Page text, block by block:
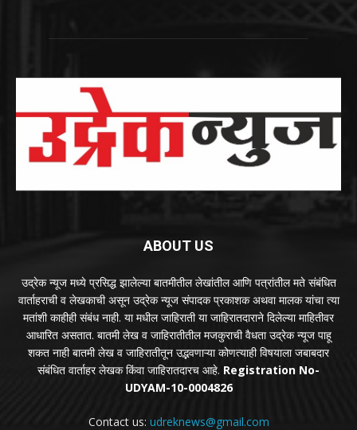
ABOUT US
उद्रेक न्यूज मध्ये प्रसिद्ध झालेल्या बातमीतील लेखांतील आणि पत्रांतील मते संबंधित
वार्ताहराची व लेखकाची असून उद्रेक न्यूज संपादक प्रकाशक अथवा मालक यांचा त्या
मतांशी काहीही संबंध नाही. या मधील जाहिराती या जाहिरातदाराने दिलेल्या माहितीवर
आधारित असतात. बातमी लेख व जाहिरातीतील मजकुराची वैधता उद्रेक न्यूज पाहू
शकत नाही बातमी लेख व जाहिरातीतून उद्भवणाऱ्या कोणत्याही विषयाला जबाबदार
संबंधित वार्ताहर लेखक किंवा जाहिरातदारच आहे. Registration No-
UDYAM-10-0004826
Contact us: udreknews@gmail.com